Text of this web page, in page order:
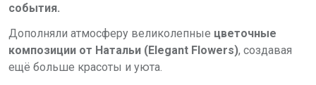
события.
Дополняли атмосферу великолепные цветочные
композиции от Натальи (Elegant Flowers), создавая
ещё больше красоты и уюта.